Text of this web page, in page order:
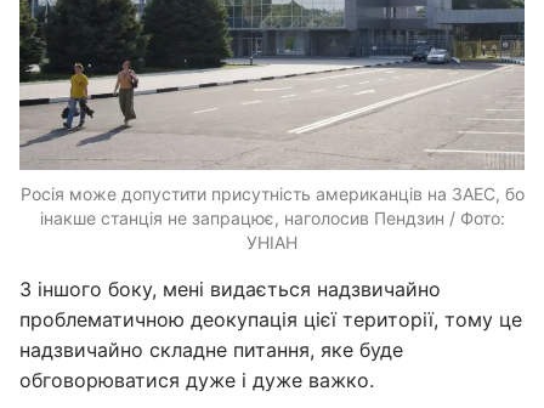
Росія може допустити присутність американців на ЗАЕС, бо
інакше станція не запрацює, наголосив Пендзин / Фото:
УНІАН
З іншого боку, мені видається надзвичайно
проблематичною деокупація цієї території, тому це
надзвичайно складне питання, яке буде
обговорюватися дуже і дуже важко.